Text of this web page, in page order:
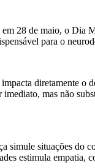
em 28 de maio, o Dia
para o
diretamente o
mas não
simule situações do
estimula empatia,